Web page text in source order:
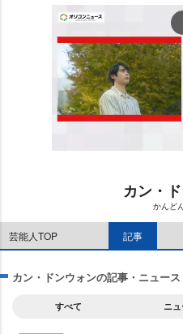
カン・
かんど
芸能人TOP 記事
カン・ドンウォンの記事・ニュー
すべて ニ